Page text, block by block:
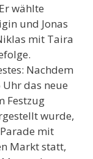
wählte
und Jonas
mit Taira
Nachdem
das neue
Festzug
wurde,
mit
Markt statt,